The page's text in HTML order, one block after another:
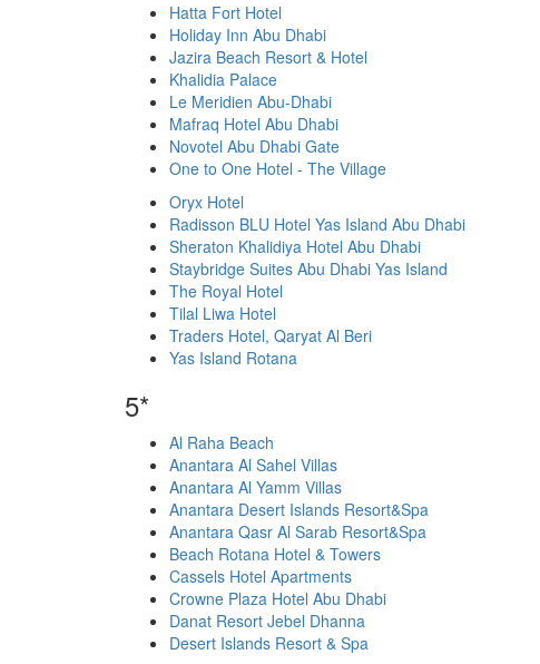
Hatta Fort Hotel
Holiday Inn Abu Dhabi
Jazira Beach Resort & Hotel
Khalidia Palace
Le Meridien Abu-Dhabi
Mafraq Hotel Abu Dhabi
Novotel Abu Dhabi Gate
One to One Hotel - The Village
Oryx Hotel
Radisson BLU Hotel Yas Island Abu Dhabi
Sheraton Khalidiya Hotel Abu Dhabi
Staybridge Suites Abu Dhabi Yas Island
The Royal Hotel
Tilal Liwa Hotel
Traders Hotel, Qaryat Al Beri
Yas Island Rotana
5*
Al Raha Beach
Anantara Al Sahel Villas
Anantara Al Yamm Villas
Anantara Desert Islands Resort&Spa
Anantara Qasr Al Sarab Resort&Spa
Beach Rotana Hotel & Towers
Cassels Hotel Apartments
Crowne Plaza Hotel Abu Dhabi
Danat Resort Jebel Dhanna
Desert Islands Resort & Spa